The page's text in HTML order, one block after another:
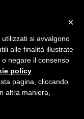
Bologna
dedicata.
il tracciamento di
policy
×
si avvalgono
alle finalità illustrate
negare il consenso
policy
pagina, cliccando
altra maniera,